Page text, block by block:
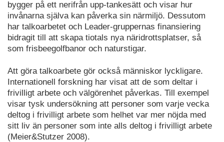
bygger på ett nerifrån upp-tankesätt och visar hur
invånarna själva kan påverka sin närmiljö. Dessutom
har talkoarbetet och Leader-gruppernas finansiering
bidragit till att skapa tiotals nya näridrottsplatser, så
som frisbeegolfbanor och naturstigar.
Att göra talkoarbete gör också människor lyckligare.
Internationell forskning har visat att de som deltar i
frivilligt arbete och välgörenhet påverkas. Till exempel
visar tysk undersökning att personer som varje vecka
deltog i frivilligt arbete som helhet var mer nöjda med
sitt liv än personer som inte alls deltog i frivilligt arbete
(Meier&Stutzer 2008).